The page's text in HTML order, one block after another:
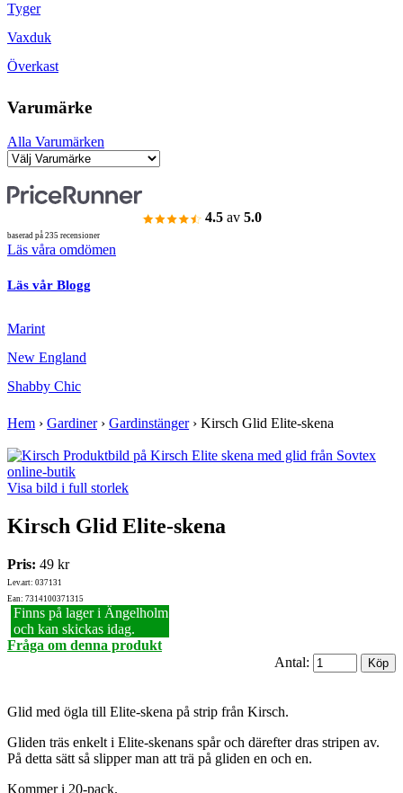
Tyger
Vaxduk
Överkast
Varumärke
Alla Varumärken
4.5 av 5.0
baserad på 235 recensioner
Läs våra omdömen
Läs vår Blogg
Marint
New England
Shabby Chic
Hem › Gardiner› Gardinstänger› Kirsch Glid Elite-skena
Visa bild i full storlek
Kirsch Glid Elite-skena
Pris: 49 kr
Lev.art: 037131
Ean: 7314100371315
Finns på lager i Ängelholm
och kan skickas idag.
Fråga om denna produkt
Antal:
Glid med ögla till Elite-skena på strip från Kirsch.
Gliden träs enkelt i Elite-skenans spår och därefter dras stripen av.
På detta sätt så slipper man att trä på gliden en och en.
Kommer i 20-pack.